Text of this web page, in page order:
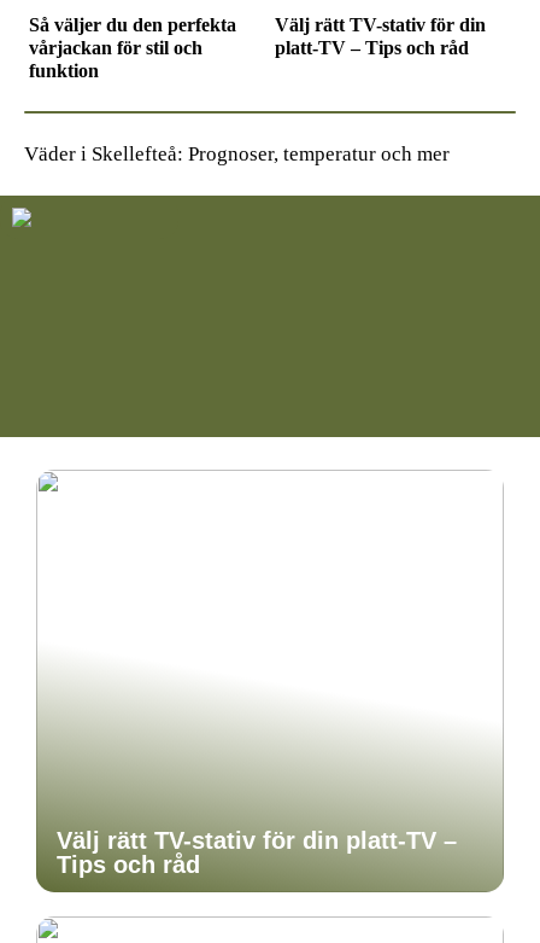
Så väljer du den perfekta
vårjackan för stil och
funktion
Välj rätt TV-stativ för din
platt-TV – Tips och råd
Väder i Skellefteå: Prognoser, temperatur och mer
Välj rätt TV-stativ för din platt-TV –
Tips och råd